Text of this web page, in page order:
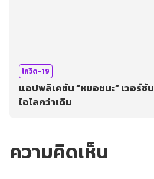
โควิด-19
แอปพลิเคชัน “หมอชนะ” เวอร์ชั
ไฉไลกว่าเดิม
ความคิดเห็น